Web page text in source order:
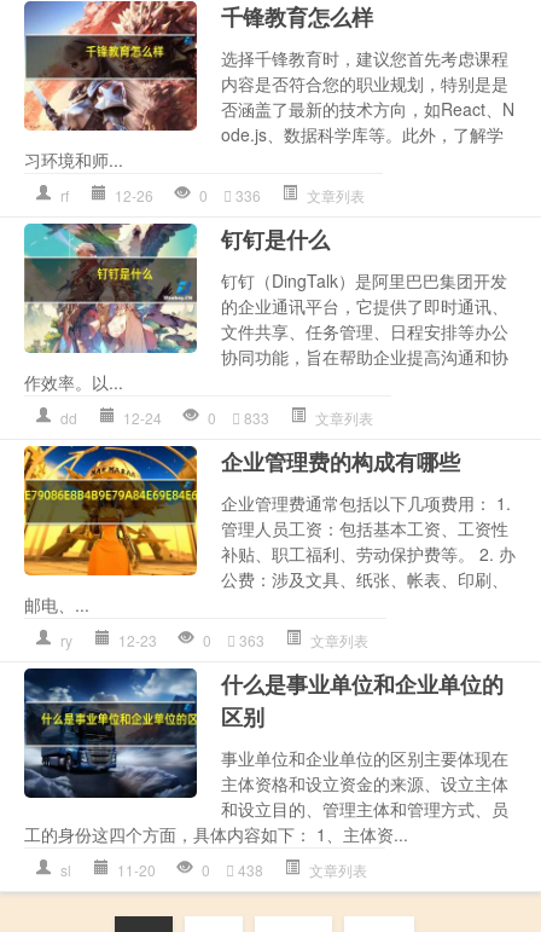
千锋教育怎么样
选择千锋教育时，建议您首先考虑课程
内容是否符合您的职业规划，特别是是
否涵盖了最新的技术方向，如React、N
ode.js、数据科学库等。此外，了解学
习环境和师...
rf 12-26 0 336 文章列表
钉钉是什么
钉钉（DingTalk）是阿里巴巴集团开发
的企业通讯平台，它提供了即时通讯、
文件共享、任务管理、日程安排等办公
协同功能，旨在帮助企业提高沟通和协
作效率。以...
dd 12-24 0 833 文章列表
企业管理费的构成有哪些
企业管理费通常包括以下几项费用： 1.
管理人员工资：包括基本工资、工资性
补贴、职工福利、劳动保护费等。 2. 办
公费：涉及文具、纸张、帐表、印刷、
邮电、...
ry 12-23 0 363 文章列表
什么是事业单位和企业单位的
区别
事业单位和企业单位的区别主要体现在
主体资格和设立资金的来源、设立主体
和设立目的、管理主体和管理方式、员
工的身份这四个方面，具体内容如下： 1、主体资...
sl 11-20 0 438 文章列表